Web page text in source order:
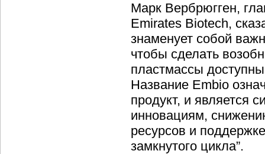
Марк Вербрюгген,
Emirates Biotech,
знаменует собой
чтобы сделать
пластмассы
Название Embio
продукт, и является
инновациям,
ресурсов и
замкнутого цикла”.